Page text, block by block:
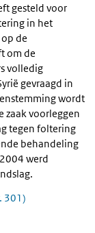
gesteld voor
in het
de
om de
volledig
gevraagd in
wordt
zaak voorleggen
tegen foltering
behandeling
werd
301)